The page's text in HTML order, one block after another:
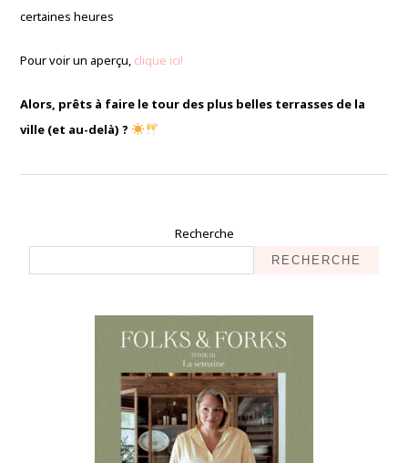
certaines heures
Pour voir un aperçu, clique ici!
Alors, prêts à faire le tour des plus belles terrasses de la
ville (et au-delà) ?
Recherche
RECHERCHE